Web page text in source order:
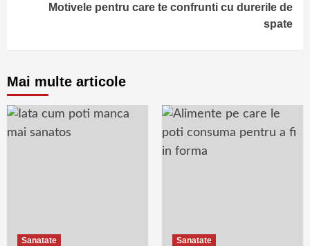
Motivele pentru care te confrunti cu durerile de
spate
Mai multe articole
Sanatate Sanatate